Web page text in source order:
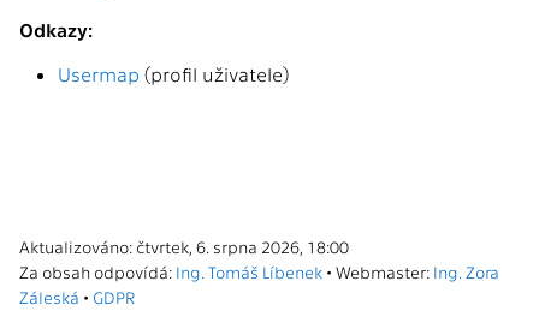
Odkazy:
Usermap (profil uživatele)
Aktualizováno: čtvrtek, 6. srpna 2026, 18:00
Za obsah odpovídá: Ing. Tomáš Líbenek • Webmaster: Ing. Zora
Záleská • GDPR